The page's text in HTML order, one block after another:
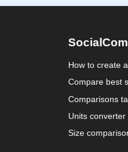
How to create
Compare best
Comparisons
Units converter
Size